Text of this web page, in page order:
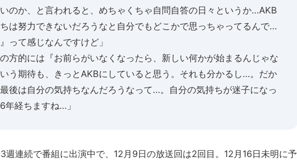
のか、と言われると、めちゃくちゃ自問自答の日々というか...AKB
は努力できないだろうなと自分でもどこかで思っちゃってるんで...
』って感じなんですけど」
の方的には『お前らがいなくなったら、新しい何かが始まるんじゃな
う期待も、きっとAKBにしていると思う。それも分かるし...。だか
後は自分の気持ちなんだろうなって...。自分の気持ちが迷子になっ
年経ちますね...」
週連続で番組に出演中で、12月9日の放送回は2回目。12月16日未明に予